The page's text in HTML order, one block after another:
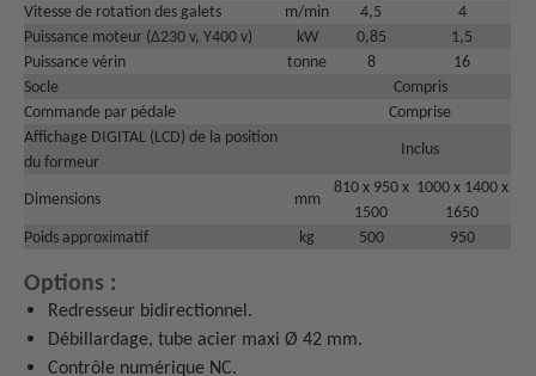
Vitesse de rotation des galets
m/min 4,5
4
Puissance moteur (Δ230 v, Y400 v)
kW 0,85
1,5
Puissance vérin
tonne 8
16
Socle
Compris
Commande par pédale
Comprise
Affichage DIGITAL (LCD) de la position
du formeur
Inclus
Dimensions mm
810 x 950 x
1500
1000 x 1400 x
1650
Poids approximatif
kg 500 950
Options :
Redresseur bidirectionnel.
Débillardage, tube acier maxi Ø 42 mm.
Contrôle numérique NC.